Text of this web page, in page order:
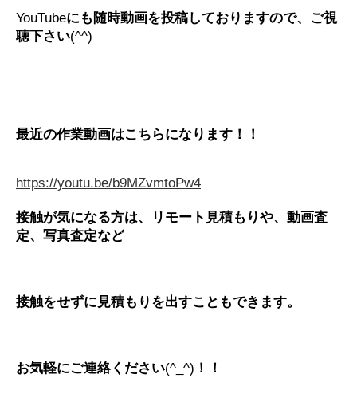
YouTubeにも随時動画を投稿しておりますので、ご視
聴下さい(^^)
最近の作業動画はこちらになります！！
https://youtu.be/b9MZvmtoPw4
接触が気になる方は、リモート見積もりや、動画査
定、写真査定など
接触をせずに見積もりを出すこともできます。
お気軽にご連絡ください(^_^) ！！